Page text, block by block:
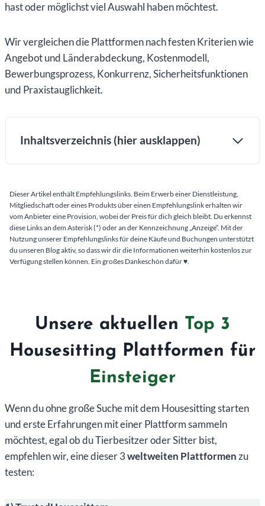
hast oder möglichst viel Auswahl haben möchtest.
Wir vergleichen die Plattformen nach festen Kriterien wie
Angebot und Länderabdeckung, Kostenmodell,
Bewerbungsprozess, Konkurrenz, Sicherheitsfunktionen
und Praxistauglichkeit.
Inhaltsverzeichnis (hier ausklappen)
Dieser Artikel enthält Empfehlungslinks. Beim Erwerb einer Dienstleistung,
Mitgliedschaft oder eines Produkts über einen Empfehlungslink erhalten wir
vom Anbieter eine Provision, wobei der Preis für dich gleich bleibt. Du erkennst
diese Links an dem Asterisk (*) oder an der Kennzeichnung „Anzeige“. Mit der
Nutzung unserer Empfehlungslinks für deine Käufe und Buchungen unterstützt
du unseren Blog aktiv, so dass wir dir die Informationen weiterhin kostenlos zur
Verfügung stellen können. Ein großes Dankeschön dafür ♥️.
Unsere aktuellen Top 3
Housesitting Plattformen für
Einsteiger
Wenn du ohne große Suche mit dem Housesitting starten
und erste Erfahrungen mit einer Plattform sammeln
möchtest, egal ob du Tierbesitzer oder Sitter bist,
empfehlen wir, eine dieser 3weltweiten Plattformenzu
testen: